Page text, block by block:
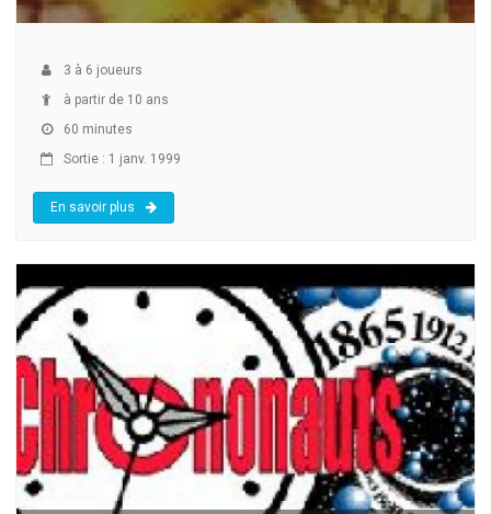
3 à 6 joueurs
à partir de 10 ans
60 minutes
Sortie : 1 janv. 1999
En savoir plus